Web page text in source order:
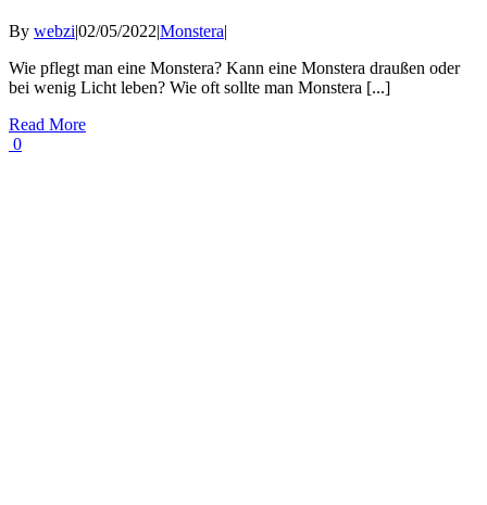
By webzi|02/05/2022|Monstera|
Wie pflegt man eine Monstera? Kann eine Monstera draußen oder
bei wenig Licht leben? Wie oft sollte man Monstera [...]
Read More
0